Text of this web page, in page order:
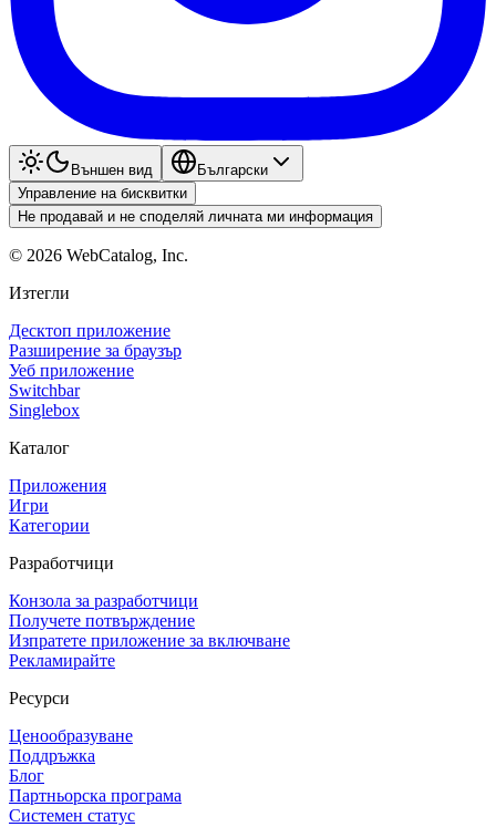
Външен вид
Български
Управление на бисквитки
Не продавай и не споделяй личната ми информация
© 2026 WebCatalog, Inc.
Изтегли
Десктоп приложение
Разширение за браузър
Уеб приложение
Switchbar
Singlebox
Каталог
Приложения
Игри
Категории
Разработчици
Конзола за разработчици
Получете потвърждение
Изпратете приложение за включване
Рекламирайте
Ресурси
Ценообразуване
Поддръжка
Блог
Партньорска програма
Системен статус